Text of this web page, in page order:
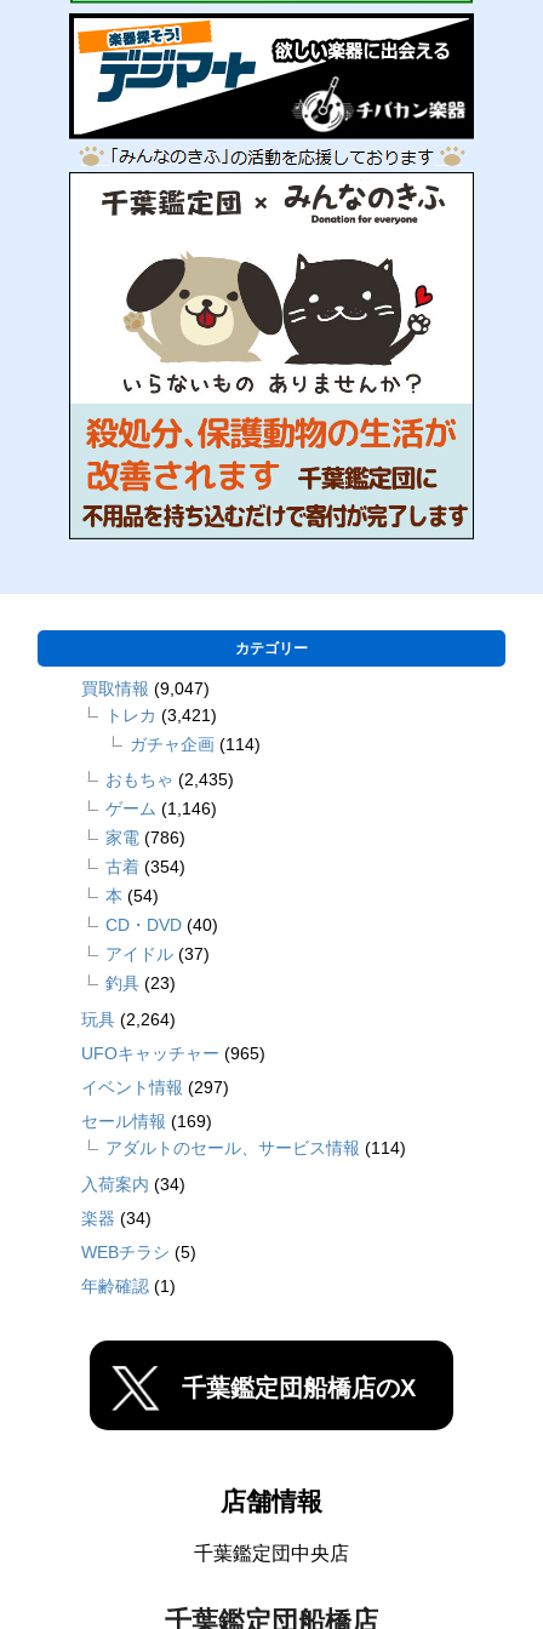
カテゴリー
買取情報 (9,047)
トレカ (3,421)
ガチャ企画 (114)
おもちゃ (2,435)
ゲーム (1,146)
家電 (786)
古着 (354)
本 (54)
CD・DVD (40)
アイドル (37)
釣具 (23)
玩具 (2,264)
UFOキャッチャー (965)
イベント情報 (297)
セール情報 (169)
アダルトのセール、サービス情報 (114)
入荷案内 (34)
楽器 (34)
WEBチラシ (5)
年齢確認 (1)
千葉鑑定団船橋店のX
店舗情報
千葉鑑定団中央店
千葉鑑定団船橋店